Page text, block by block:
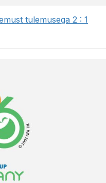
tulemusega 2 : 1